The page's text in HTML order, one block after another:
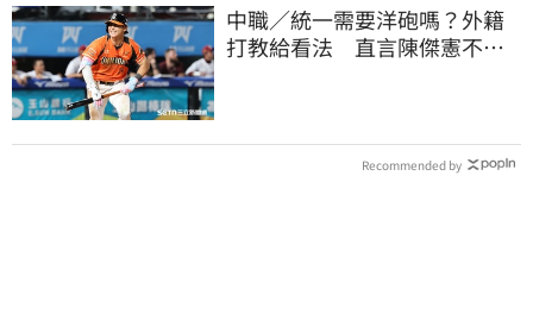
中職／統一需要洋砲嗎？外籍
打教給看法 直言陳傑憲不能
Recommended by